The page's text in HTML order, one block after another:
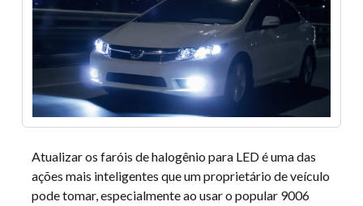
Atualizar os faróis de halogênio para LED é uma das
ações mais inteligentes que um proprietário de veículo
pode tomar, especialmente ao usar o popular 9006